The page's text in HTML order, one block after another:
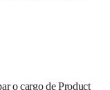
o cargo de Product